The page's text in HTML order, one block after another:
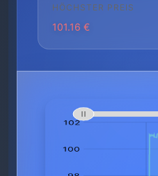
HÖCHSTER PREIS
101.16 €